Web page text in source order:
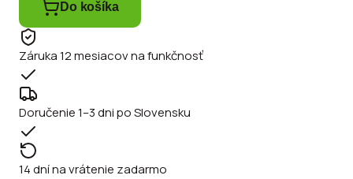
Do košíka
Záruka 12 mesiacov na funkčnosť
Doručenie 1–3 dni po Slovensku
14 dní na vrátenie zadarmo